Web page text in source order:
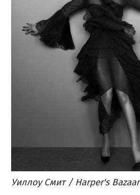
Уиллоу Смит / Harper's Bazaar